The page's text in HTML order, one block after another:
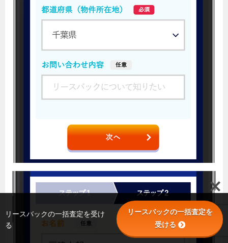
リースバックの一括査定を受け
る
リースバックの一括査定を
受ける